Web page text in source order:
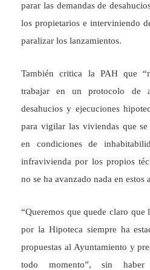
parar las demandas de
los propietarios e interviniendo
paralizar los lanzamientos.
También critica la PAH que
trabajar en un protocolo de
desahucios y ejecuciones
para vigilar las viviendas que
en condiciones de
infravivienda por los propios
no se ha avanzado nada en estos
“Queremos que quede claro que
por la Hipoteca siempre ha
propuestas al Ayuntamiento y
todo momento”, sin